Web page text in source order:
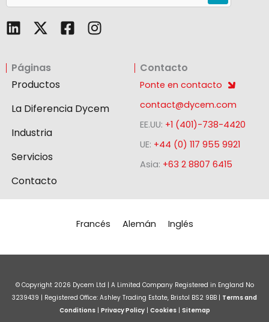
L
i
k
e
d
i
n
F
a
o
o
I
n
g
r
Páginas
Productos
La Diferencia Dycem
Industria
Servicios
Contacto
Contacto
Ponte en contacto
contact@dycem.com
EE.UU: +1 (401)-738-4420
UE: +44 (0) 117 955 9921
Asia: +63 2 8807 6415
Francés Alemán Inglés
© Copyright 2026 Dycem Ltd | A Limited Company Registered in England No
3239439 | Registered Office: Ashley Trading Estate, Bristol BS2 9BB | Terms and
Conditions| Privacy Policy| Cookies| Sitemap